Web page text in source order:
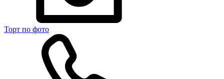
Торт по фото